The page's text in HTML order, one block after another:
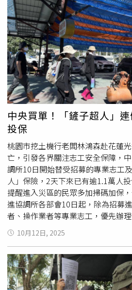
金，如此一來，預估可讓勞保基金再
屆立院會期曾有委員提出為期50年
別條例》，盼把8成超徵稅收用來成
位管理，但最後僅排入院會並未進
江大學風險管理與保險系副教授郝
把勞保基金維持在1兆元左右，而目
股市，但只靠股市就是「看天吃飯
人口結構難以改變，保費部分，政
為，投資面則增加投資效益。郝充
要啟動年金改革，初期對現金流量
前啟動儲備基金。目前政府公債利
基金運用局投資收益近年上看10％
越大，也對延後基金用罄有助益。
成之約認為，改革要多管齊下，除
基金維持在一定水位下，政府也可以
基金，並且把收益專款專用以強化
中央買單！「鏟子超人」
投保
桃園市挖土機行老闆林鴻森赴花蓮
亡，引發各界關注志工安全保障，
調所10日開始替受招募的專業志工
人」保險，2天下來已有逾1.1萬人
提醒進入災區的民眾多加掃碼加保
進協調所各部會10日起，除為招募
者、操作業者等專業志工，優先辦
受分流配發工作的「鏟子超人」、
保 ，提供保險金額100萬元意外身
天為1個單位，掃描QR Code後投
央災害應變中心前進協調所10日開
接受分流的「鏟子超人」保險，截
人投保。（圖／中國時報羅亦晽攝
10月12日, 2025